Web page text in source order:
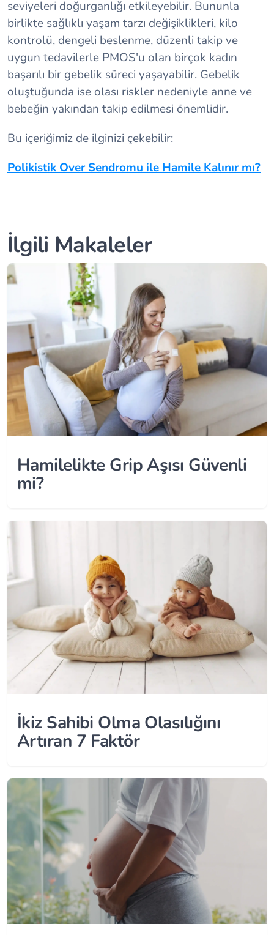
seviyeleri doğurganlığı etkileyebilir. Bununla
birlikte sağlıklı yaşam tarzı değişiklikleri, kilo
kontrolü, dengeli beslenme, düzenli takip ve
uygun tedavilerle PMOS'u olan birçok kadın
başarılı bir gebelik süreci yaşayabilir. Gebelik
oluştuğunda ise olası riskler nedeniyle anne ve
bebeğin yakından takip edilmesi önemlidir.
Bu içeriğimiz de ilginizi çekebilir:
Polikistik Over Sendromu ile Hamile Kalınır mı?
İlgili Makaleler
Hamilelikte Grip Aşısı Güvenli
mi?
İkiz Sahibi Olma Olasılığını
Artıran 7 Faktör